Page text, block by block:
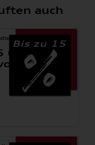
auch
Bis zu 15
(FU)